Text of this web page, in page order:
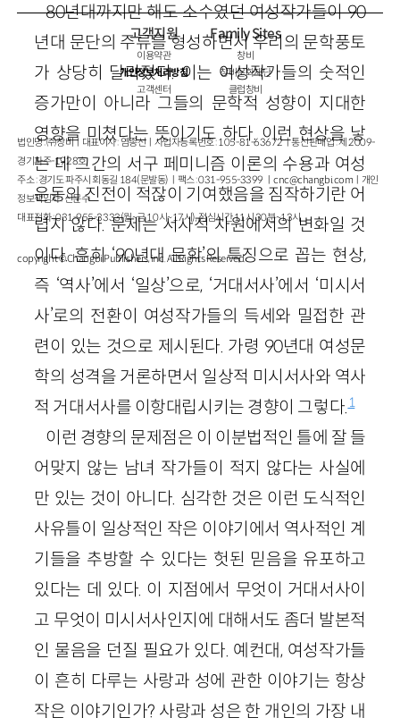
80년대까지만 해도 소수였던 여성작가들이 90
년대 문단의 주류를 형성하면서 우리의 문학풍토
가 상당히 달라졌다. 이는 여성작가들의 숫적인
증가만이 아니라 그들의 문학적 성향이 지대한
영향을 미쳤다는 뜻이기도 하다. 이런 현상을 낳
는 데 그간의 서구 페미니즘 이론의 수용과 여성
운동의 진전이 적잖이 기여했음을 짐작하기란 어
렵지 않다. 문제는 서사적 차원에서의 변화일 것
이다. 흔히 ‘90년대 문학’의 특징으로 꼽는 현상,
즉 ‘역사’에서 ‘일상’으로, ‘거대서사’에서 ‘미시서
사’로의 전환이 여성작가들의 득세와 밀접한 관
련이 있는 것으로 제시된다. 가령 90년대 여성문
학의 성격을 거론하면서 일상적 미시서사와 역사
적 거대서사를 이항대립시키는 경향이 그렇다.1
이런 경향의 문제점은 이 이분법적인 틀에 잘 들
어맞지 않는 남녀 작가들이 적지 않다는 사실에
만 있는 것이 아니다. 심각한 것은 이런 도식적인
사유틀이 일상적인 작은 이야기에서 역사적인 계
기들을 추방할 수 있다는 헛된 믿음을 유포하고
있다는 데 있다. 이 지점에서 무엇이 거대서사이
고 무엇이 미시서사인지에 대해서도 좀더 발본적
인 물음을 던질 필요가 있다. 예컨대, 여성작가들
이 흔히 다루는 사랑과 성에 관한 이야기는 항상
작은 이야기인가? 사랑과 성은 한 개인의 가장 내
고객지원
이용약관
개인정보처리방침
고객센터
Family Sites
창비
창비문화재단
클럽창비
법인명 : ㈜창비ㅣ대표이사 : 염종선ㅣ사업자등록번호 : 105-81-63672ㅣ통신판매업 : 제 2009-
경기파주-1928호
주소 : 경기도 파주시 회동길 184(문발동)ㅣ팩스 : 031-955-3399 ㅣcnc@changbi.com ㅣ개인
정보책임자 : 신문수
대표전화 : 031-955-3333(월~금 10시~17시), 점심시간 11시 30분~13시
copyright © Changbi Publishers, inc. All Rights Reserved.